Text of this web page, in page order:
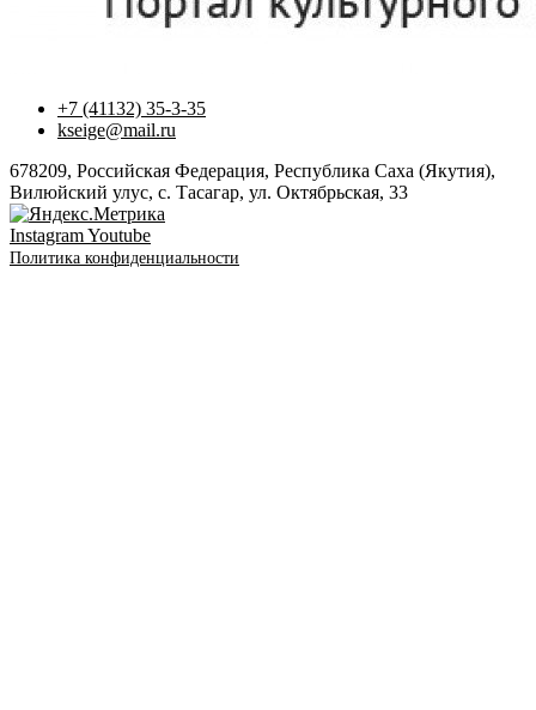
+7 (41132) 35-3-35
kseige@mail.ru
678209, Российская Федерация, Республика Саха (Якутия),
Вилюйский улус, с. Тасагар, ул. Октябрьская, 33
InstagramYoutube
Политика конфиденциальности